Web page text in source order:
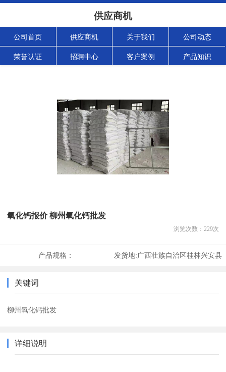
供应商机
公司首页 供应商机 关于我们 公司动态
荣誉认证 招聘中心 客户案例 产品知识
氧化钙报价 柳州氧化钙批发
浏览次数： 229次
产品规格： 发货地:广西壮族自治区桂林兴安县
关键词
柳州氧化钙批发
详细说明